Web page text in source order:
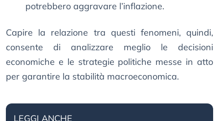
potrebbero aggravare l’inflazione.
Capire la relazione tra questi fenomeni, quindi,
consente di analizzare meglio le decisioni
economiche e le strategie politiche messe in atto
per garantire la stabilità macroeconomica.
LEGGI ANCHE